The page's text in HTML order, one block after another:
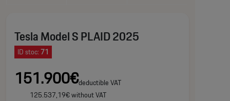
Tesla Model S PLAID 2025
ID stoc:71
151.900€deductible VAT
125.537,19€ without VAT